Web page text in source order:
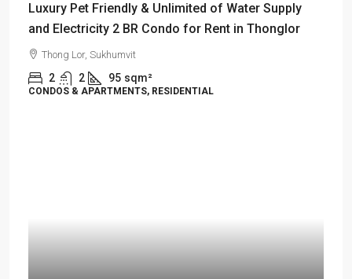
Luxury Pet Friendly & Unlimited of Water Supply
and Electricity 2 BR Condo for Rent in Thonglor
Thong Lor, Sukhumvit
2 2 95 sqm²
CONDOS & APARTMENTS, RESIDENTIAL